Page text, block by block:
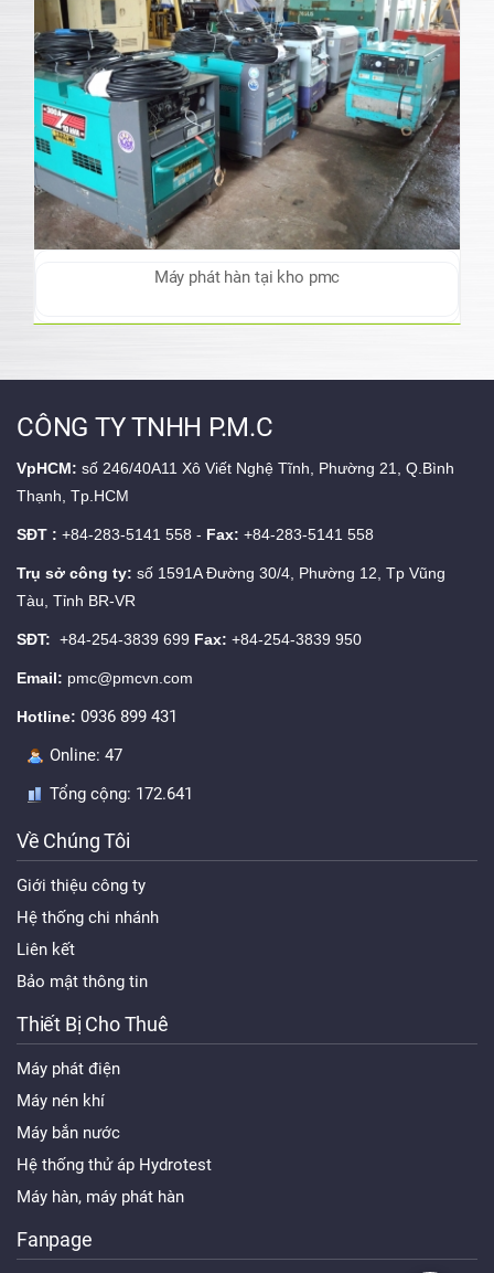
Máy phát hàn tại kho pmc
CÔNG TY TNHH P.M.C
VpHCM: số 246/40A11 Xô Viết Nghệ Tĩnh, Phường 21, Q.Bình
Thạnh, Tp.HCM
SĐT : +84-283-5141 558 - Fax: +84-283-5141 558
Trụ sở công ty: số 1591A Đường 30/4, Phường 12, Tp Vũng
Tàu, Tỉnh BR-VR
SĐT: +84-254-3839 699 Fax: +84-254-3839 950
Email: pmc@pmcvn.com
Hotline: 0936 899 431
Online: 47
Tổng cộng: 172.641
Về Chúng Tôi
Giới thiệu công ty
Hệ thống chi nhánh
Liên kết
Bảo mật thông tin
Thiết Bị Cho Thuê
Máy phát điện
Máy nén khí
Máy bắn nước
Hệ thống thử áp Hydrotest
Máy hàn, máy phát hàn
Fanpage